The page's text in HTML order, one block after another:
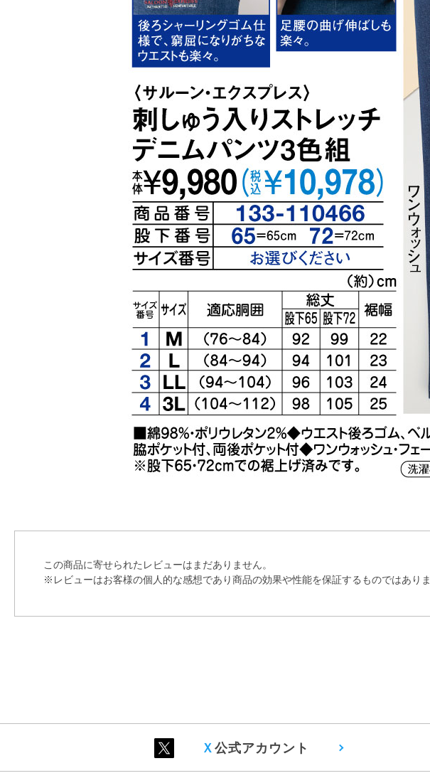
この商品に寄せられたレビューはまだありません。
※レビューはお客様の個人的な感想であり商品の効果や性能を保証するものではありま
Ｘ公式アカウント